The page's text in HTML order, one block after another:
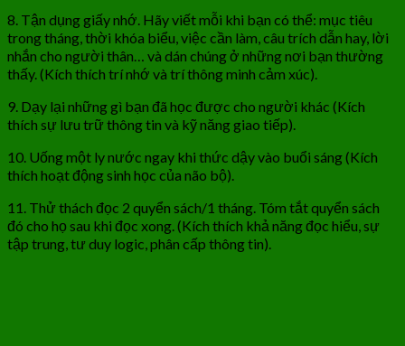
8. Tận dụng giấy nhớ. Hãy viết mỗi khi bạn có thể: mục tiêu
trong tháng, thời khóa biểu, việc cần làm, câu trích dẫn hay, lời
nhắn cho người thân… và dán chúng ở những nơi bạn thường
thấy. (Kích thích trí nhớ và trí thông minh cảm xúc).
9. Dạy lại những gì bạn đã học được cho người khác (Kích
thích sự lưu trữ thông tin và kỹ năng giao tiếp).
10. Uống một ly nước ngay khi thức dậy vào buổi sáng (Kích
thích hoạt động sinh học của não bộ).
11. Thử thách đọc 2 quyển sách/1 tháng. Tóm tắt quyển sách
đó cho họ sau khi đọc xong. (Kích thích khả năng đọc hiểu, sự
tập trung, tư duy logic, phân cấp thông tin).